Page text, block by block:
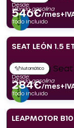
Híbrido gasolina
Desde:
546€/
Todo incluido
SEAT LEÓN 1.5
Automático
Híbrido gasolina
Desde:
284€/
Todo incluido
LEAPMOTOR